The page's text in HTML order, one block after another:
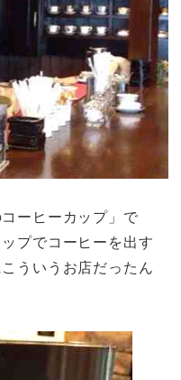
ーヒーカップ」で
プでコーヒーを出す
ういうお店だったん